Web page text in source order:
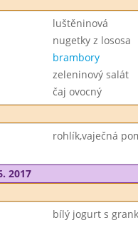
luštěninová
nugetky z lososa
brambory
zeleninový salát
čaj ovocný
rohlík,vaječná
2017
bílý jogurt s